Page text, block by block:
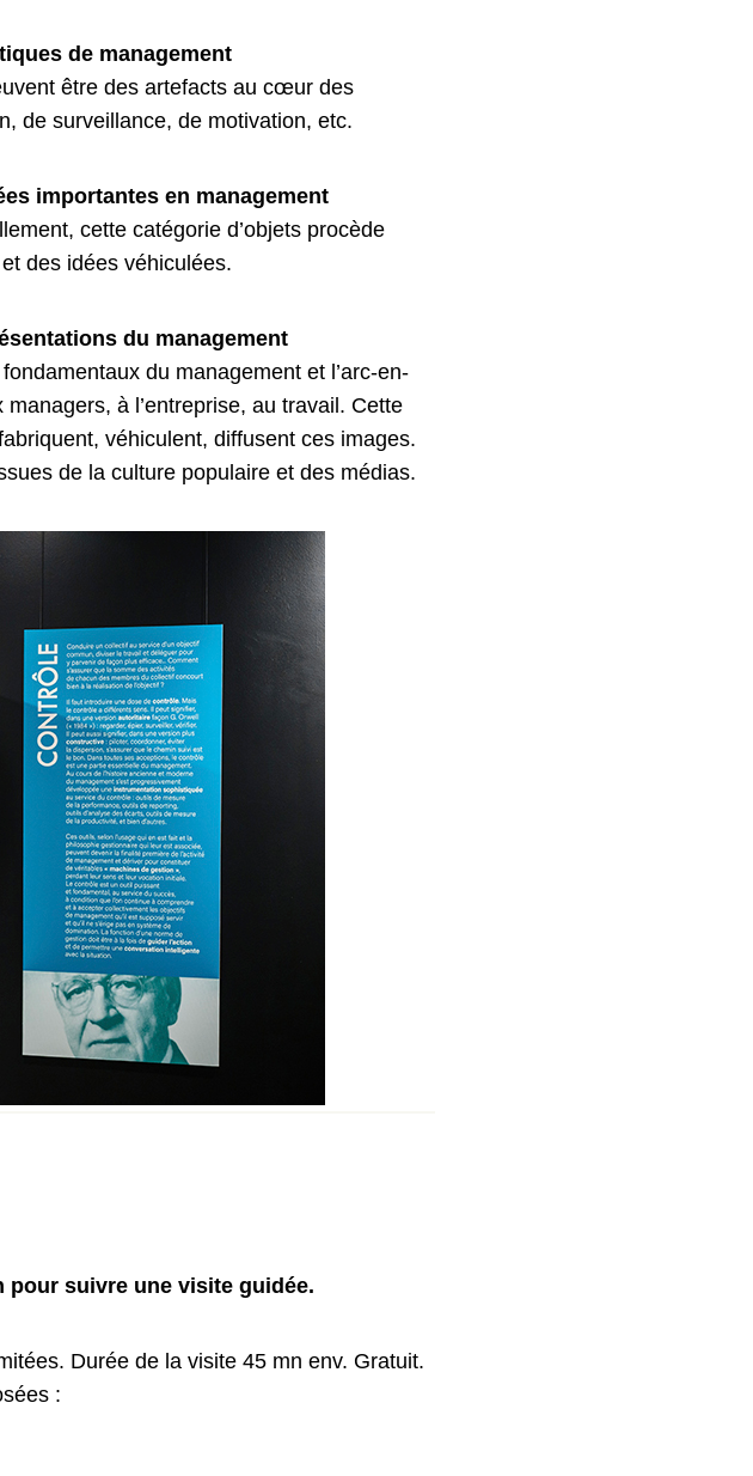
de management
être des artefacts au cœur des
de surveillance, de motivation, etc.
importantes en management
cette catégorie d’objets procède
des idées véhiculées.
du management
du management et l’arc-en-
à l’entreprise, au travail. Cette
véhiculent, diffusent ces images.
de la culture populaire et des médias.
pour suivre une visite guidée.
Durée de la visite 45 mn env. Gratuit.
: